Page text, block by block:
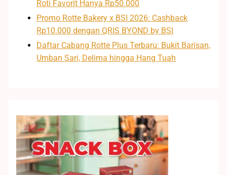
Roti Favorit Hanya Rp50.000
Promo Rotte Bakery x BSI 2026: Cashback
Rp10.000 dengan QRIS BYOND by BSI
Daftar Cabang Rotte Plus Terbaru: Bukit Barisan,
Umban Sari, Delima hingga Hang Tuah